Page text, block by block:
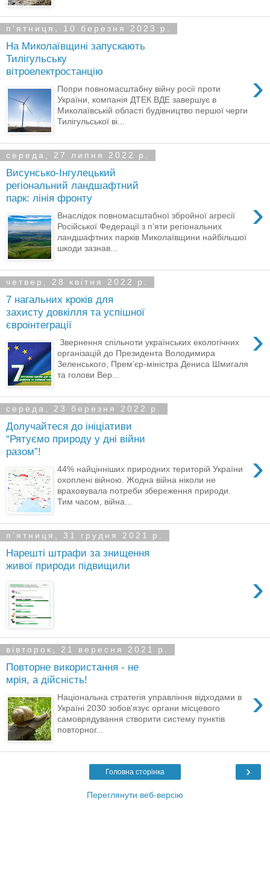
пʼятниця, 10 березня 2023 р.
На Миколаївщині запускають
Тилігульську
вітроелектростанцію
›
Попри повномасштабну війну росії проти
України, компанія ДТЕК ВДЕ завершує в
Миколаївській області будівництво першої черги
Тилігульської ві...
середа, 27 липня 2022 р.
Висунсько-Інгулецький
регіональний ландшафтний
парк: лінія фронту
›
Внаслідок повномасштабної збройної агресії
Російської Федерації з п’яти регіональних
ландшафтних парків Миколаївщини найбільшої
шкоди зазнав...
четвер, 28 квітня 2022 р.
7 нагальних кроків для
захисту довкілля та успішної
євроінтеграції
›
Звернення спільноти українських екологічних
організацій до Президента Володимира
Зеленського, Прем’єр-міністра Дениса Шмигаля
та голови Вер...
середа, 23 березня 2022 р.
Долучайтеся до ініціативи
“Рятуємо природу у дні війни
разом”!
›
44% найцінніших природних територій України
охоплені війною. Жодна війна ніколи не
враховувала потреби збереження природи.
Тим часом, війна...
пʼятниця, 31 грудня 2021 р.
Нарешті штрафи за знищення
живої природи підвищили
›
вівторок, 21 вересня 2021 р.
Повторне використання - не
мрія, а дійсність!
›
Національна стратегія управління відходами в
Україні 2030 зобов'язує органи місцевого
самоврядування створити систему пунктів
повторног...
›
Головна сторінка
Переглянути веб-версію